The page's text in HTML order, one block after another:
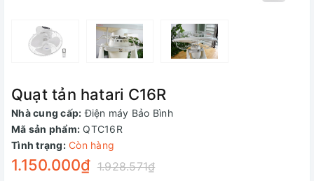
Quạt tản hatari C16R
Nhà cung cấp: Điện máy Bảo Bình
Mã sản phẩm: QTC16R
Tình trạng: Còn hàng
1.150.000₫ 1.928.571₫